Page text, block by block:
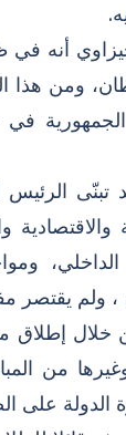
أنه في
ومن هذا
في
الرئيس
الداخلي،
، ولم
خلال إطلاق
من
الدولة على